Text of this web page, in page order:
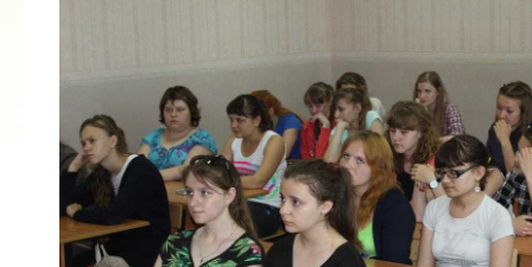
2022 ГОД ПРОВОЗГЛАШЕН ГОДОМ
МАТЕРИ В ЯКУТИИ
19.12.2021